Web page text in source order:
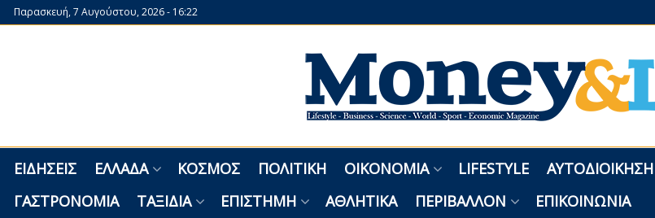
Παρασκευή, 7 Αυγούστου, 2026 - 16:22
ΕΙΔΉΣΕΙΣ ΕΛΛΆΔΑ ΚΌΣΜΟΣ ΠΟΛΙΤΙΚΉ ΟΙΚΟΝΟΜΊΑ LIFESTYLE ΑΥΤΟΔΙΟΊΚΗΣΗ
ΓΑΣΤΡΟΝΟΜΊΑ
ΤΑΞΊΔΙΑ ΕΠΙΣΤΉΜΗ ΑΘΛΗΤΙΚΆ ΠΕΡΙΒΆΛΛΟΝ ΕΠΙΚΟΙΝΩΝΊΑ